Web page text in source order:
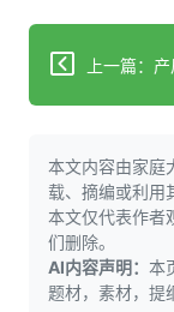
本文内容由家庭
载、摘编或利用
本文仅代表作者
们删除。
AI内容声明： 本
题材，素材，提